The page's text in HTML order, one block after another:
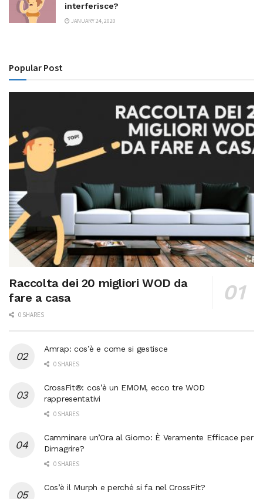
interferisce?
JANUARY 24, 2020
Popular Post
Raccolta dei 20 migliori WOD da
fare a casa
0 SHARES
Amrap: cos’è e come si gestisce
0 SHARES
CrossFit®: cos’è un EMOM, ecco tre WOD
rappresentativi
0 SHARES
Camminare un’Ora al Giorno: È Veramente Efficace per
Dimagrire?
0 SHARES
Cos’è il Murph e perché si fa nel CrossFit?